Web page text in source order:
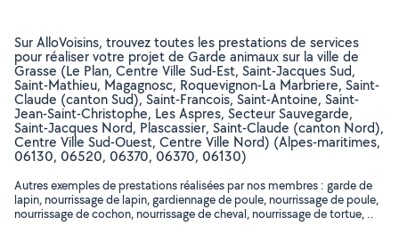
Sur AlloVoisins, trouvez toutes les prestations de services
pour réaliser votre projet de Garde animaux sur la ville de
Grasse (Le Plan, Centre Ville Sud-Est, Saint-Jacques Sud,
Saint-Mathieu, Magagnosc, Roquevignon-La Marbriere, Saint-
Claude (canton Sud), Saint-Francois, Saint-Antoine, Saint-
Jean-Saint-Christophe, Les Aspres, Secteur Sauvegarde,
Saint-Jacques Nord, Plascassier, Saint-Claude (canton Nord),
Centre Ville Sud-Ouest, Centre Ville Nord) (Alpes-maritimes,
06130, 06520, 06370, 06370, 06130)
Autres exemples de prestations réalisées par nos membres : garde de
lapin, nourrissage de lapin, gardiennage de poule, nourrissage de poule,
nourrissage de cochon, nourrissage de cheval, nourrissage de tortue, ..